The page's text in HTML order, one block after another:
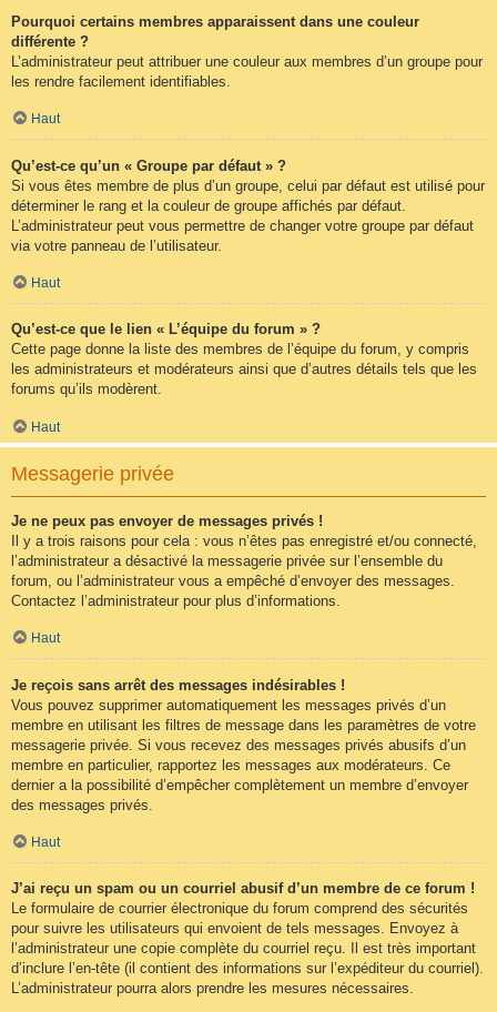
Pourquoi certains membres apparaissent dans une couleur
différente ?
L’administrateur peut attribuer une couleur aux membres d’un groupe pour
les rendre facilement identifiables.
Haut
Qu’est-ce qu’un « Groupe par défaut » ?
Si vous êtes membre de plus d’un groupe, celui par défaut est utilisé pour
déterminer le rang et la couleur de groupe affichés par défaut.
L’administrateur peut vous permettre de changer votre groupe par défaut
via votre panneau de l’utilisateur.
Haut
Qu’est-ce que le lien « L’équipe du forum » ?
Cette page donne la liste des membres de l’équipe du forum, y compris
les administrateurs et modérateurs ainsi que d’autres détails tels que les
forums qu’ils modèrent.
Haut
Messagerie privée
Je ne peux pas envoyer de messages privés !
Il y a trois raisons pour cela : vous n’êtes pas enregistré et/ou connecté,
l’administrateur a désactivé la messagerie privée sur l’ensemble du
forum, ou l’administrateur vous a empêché d’envoyer des messages.
Contactez l’administrateur pour plus d’informations.
Haut
Je reçois sans arrêt des messages indésirables !
Vous pouvez supprimer automatiquement les messages privés d’un
membre en utilisant les filtres de message dans les paramètres de votre
messagerie privée. Si vous recevez des messages privés abusifs d’un
membre en particulier, rapportez les messages aux modérateurs. Ce
dernier a la possibilité d’empêcher complètement un membre d’envoyer
des messages privés.
Haut
J’ai reçu un spam ou un courriel abusif d’un membre de ce forum !
Le formulaire de courrier électronique du forum comprend des sécurités
pour suivre les utilisateurs qui envoient de tels messages. Envoyez à
l’administrateur une copie complète du courriel reçu. Il est très important
d’inclure l’en-tête (il contient des informations sur l’expéditeur du courriel).
L’administrateur pourra alors prendre les mesures nécessaires.